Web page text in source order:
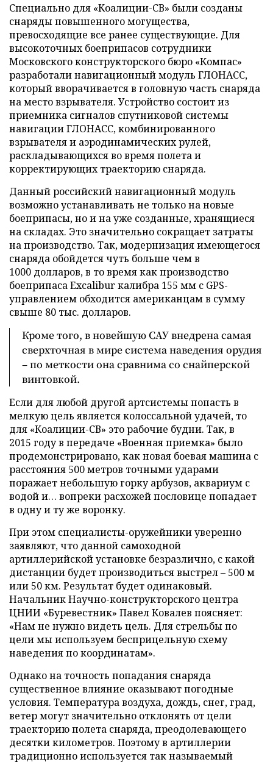
Специально для «Коалиции-СВ» были созданы
снаряды повышенного могущества,
превосходящие все ранее существующие. Для
высокоточных боеприпасов сотрудники
Московского конструкторского бюро «Компас»
разработали навигационный модуль ГЛОНАСС,
который вворачивается в головную часть снаряда
на место взрывателя. Устройство состоит из
приемника сигналов спутниковой системы
навигации ГЛОНАСС, комбинированного
взрывателя и аэродинамических рулей,
раскладывающихся во время полета и
корректирующих траекторию снаряда.
Данный российский навигационный модуль
возможно устанавливать не только на новые
боеприпасы, но и на уже созданные, хранящиеся
на складах. Это значительно сокращает затраты
на производство. Так, модернизация имеющегося
снаряда обойдется чуть больше чем в
1000 долларов, в то время как производство
боеприпаса Excalibur калибра 155 мм с GPS-
управлением обходится американцам в сумму
свыше 80 тыс. долларов.
Кроме того, в новейшую САУ внедрена самая
сверхточная в мире система наведения орудия
– по меткости она сравнима со снайперской
винтовкой.
Если для любой другой артсистемы попасть в
мелкую цель является колоссальной удачей, то
для «Коалиции-СВ» это рабочие будни. Так, в
2015 году в передаче «Военная приемка» было
продемонстрировано, как новая боевая машина с
расстояния 500 метров точными ударами
поражает небольшую горку арбузов, аквариум с
водой и… вопреки расхожей пословице попадает
в одну и ту же воронку.
При этом специалисты-оружейники уверенно
заявляют, что данной самоходной
артиллерийской установке безразлично, с какой
дистанции будет производиться выстрел – 500 м
или 50 км. Результат будет одинаковый.
Начальник Научно-конструкторского центра
ЦНИИ «Буревестник» Павел Ковалев поясняет:
«Нам не нужно видеть цель. Для стрельбы по
цели мы используем бесприцельную схему
наведения по координатам».
Однако на точность попадания снаряда
существенное влияние оказывают погодные
условия. Температура воздуха, дождь, снег, град,
ветер могут значительно отклонять от цели
траекторию полета снаряда, преодолевающего
десятки километров. Поэтому в артиллерии
традиционно используется так называемый